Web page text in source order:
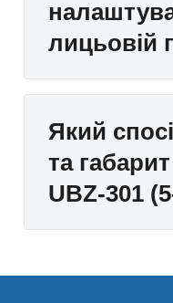
лицьовій
Який
та
UBZ-301